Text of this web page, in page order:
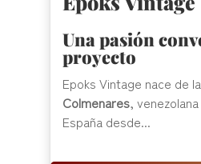
Una pasión
proyecto
Epoks Vintage nace de
Colmenares,
España desde...